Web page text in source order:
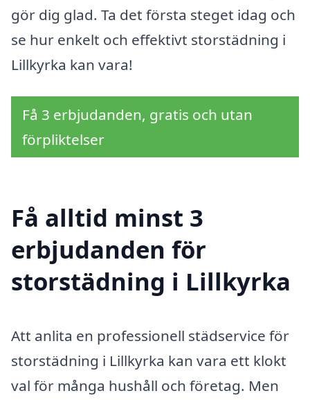
gör dig glad. Ta det första steget idag och
se hur enkelt och effektivt storstädning i
Lillkyrka kan vara!
Få 3 erbjudanden, gratis och utan
förpliktelser
Få alltid minst 3
erbjudanden för
storstädning i Lillkyrka
Att anlita en professionell städservice för
storstädning i Lillkyrka kan vara ett klokt
val för många hushåll och företag. Men